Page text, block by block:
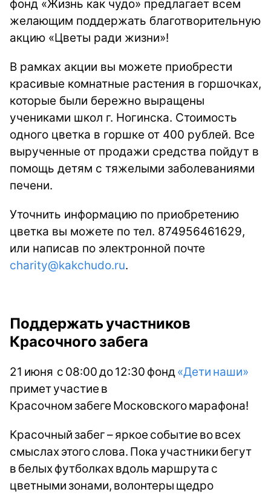
фонд «Жизнь как чудо» предлагает всем
желающим поддержать благотворительную
акцию «Цветы ради жизни»!
В рамках акции вы можете приобрести
красивые комнатные растения в горшочках,
которые были бережно выращены
учениками школ г. Ногинска. Стоимость
одного цветка в горшке от 400 рублей. Все
вырученные от продажи средства пойдут в
помощь детям с тяжелыми заболеваниями
печени.
Уточнить информацию по приобретению
цветка вы можете по тел. 874956461629,
или написав по электронной почте
charity@kakchudo.ru.
Поддержать участников
Красочного забега
21 июня с 08:00 до 12:30 фонд«Дети наши»
примет участие в
Красочном забеге Московского марафона!
Красочный забег – яркое событие во всех
смыслах этого слова. Пока участники бегут
в белых футболках вдоль маршрута с
цветными зонами, волонтеры щедро